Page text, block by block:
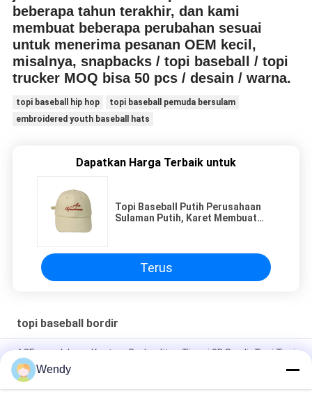
beberapa tahun terakhir, dan kami
membuat beberapa perubahan sesuai
untuk menerima pesanan OEM kecil,
misalnya, snapbacks / topi baseball / topi
trucker MOQ bisa 50 pcs / desain / warna.
topi baseball hip hop
topi baseball pemuda bersulam
embroidered youth baseball hats
Dapatkan Harga Terbaik untuk
Topi Baseball Putih Perusahaan
Sulaman Putih, Karet Membuat
Terus
topi baseball bordir
ACE merek Logo Kustom Berkualitas Tinggi 3D Bordir Topi Topi
Baseball dengan gesper logam
100% Poliester 6 Panel Baseball Cap Padat Klasik Enam Panel
Wendy